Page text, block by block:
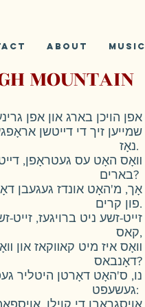
ABOUT Music
MOUNTAIN
אפן הויכן בארג און אפן
שמייען זיך די דײטשן
נאָז.
בארים?
פון קרים.
קאס,
װאָס איז מיט קאװקאז און
דאָנבאס?
געשעפט:
אויסגראָבן די קוילן,